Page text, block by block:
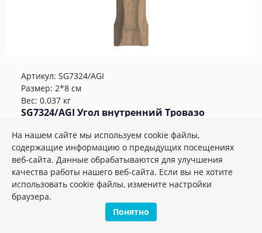
Артикул: SG7324/AGI
Размер: 2*8 см
Вес: 0.037 кг
SG7324/AGI Угол внутренний Тровазо
Плиток в упаковке:27шт
259.86 руб.
шт.
На нашем сайте мы используем cookie файлы,
содержащие информацию о предыдущих посещениях
веб-сайта. Данные обрабатываются для улучшения
качества работы нашего веб-сайта. Если вы не хотите
использовать cookie файлы, измените настройки
браузера.
Понятно